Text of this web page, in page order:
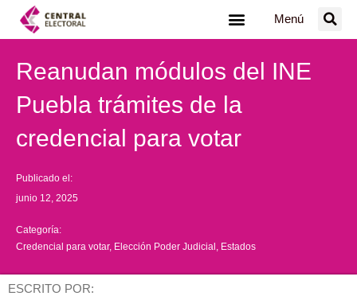
Menú
Reanudan módulos del INE
Puebla trámites de la
credencial para votar
Publicado el:
junio 12, 2025
Categoría:
Credencial para votar, Elección Poder Judicial Estados
ESCRITO POR: